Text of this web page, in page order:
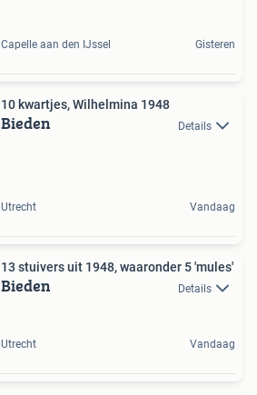
Capelle aan den IJssel Gisteren
10 kwartjes, Wilhelmina 1948
Bieden Details
Utrecht Vandaag
13 stuivers uit 1948, waaronder 5 'mules'
Bieden Details
Utrecht Vandaag